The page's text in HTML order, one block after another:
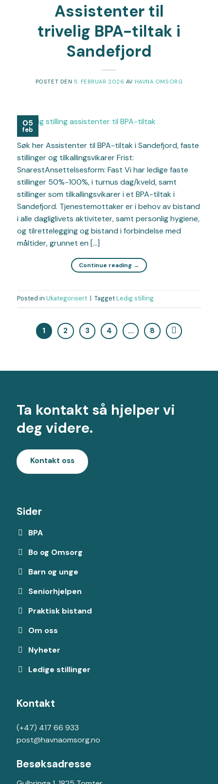
Assistenter til
trivelig BPA-tiltak i
Sandefjord
POSTET DEN 5. FEBRUAR 2026 AV HAVNA OMSORG
05
feb
Søk her Assistenter til BPA-tiltak i Sandefjord, faste
stillinger og tilkallingsvikarer Frist:
SnarestAnsettelsesform: Fast Vi har ledige faste
stillinger 50%-100%, i turnus dag/kveld, samt
stillinger som tilkallingsvikarer i et BPA-tiltak i
Sandefjord. Tjenestemottaker er i behov av bistand
i alle dagliglivets aktiviteter, samt personlig hygiene,
og tilrettelegging og bistand i forbindelse med
måltider, grunnet en […]
Continue reading →
Posted in Ukategorisert | TaggetLedig stilling
1 2 3 4 … 8
Ta kontakt så hjelper vi
deg videre.
Kontakt oss
Sider
BPA
Bo og Omsorg
Barn og unge
Seniorhjelpen
Praktisk bistand
Om oss
Nyheter
Ledige stillinger
Kontakt
(+47) 417 66 933
post@havnaomsorg.no
Besøksadresse